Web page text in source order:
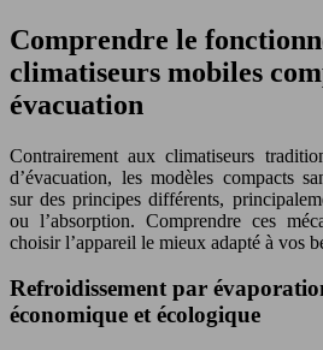
Comprendre le
climatiseurs mobiles
évacuation
Contrairement aux climatiseurs
d’évacuation, les modèles compacts
sur des principes différents,
ou l’absorption. Comprendre ces
choisir l’appareil le mieux adapté à vos
Refroidissement par
économique et écologique